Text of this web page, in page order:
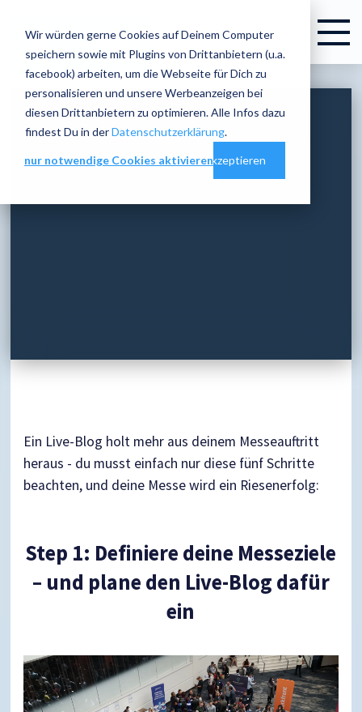
Wir würden gerne Cookies auf Deinem Computer
speichern sowie mit Plugins von Drittanbietern (u.a.
facebook) arbeiten, um die Webseite für Dich zu
personalisieren und unsere Werbeanzeigen bei
diesen Drittanbietern zu optimieren. Alle Infos dazu
findest Du in derDatenschutzerklärung.
Cookie-Einstellungen alles akzeptieren
nur notwendige Cookies aktivieren
Ein Live-Blog holt mehr aus deinem Messeauftritt
heraus - du musst einfach nur diese fünf Schritte
beachten, und deine Messe wird ein Riesenerfolg:
Step 1: Definiere deine Messeziele
– und plane den Live-Blog dafür
ein